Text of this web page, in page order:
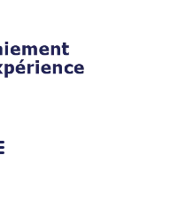
de betaalterminal (TPE)? Deze
het juiste model te kiezen.